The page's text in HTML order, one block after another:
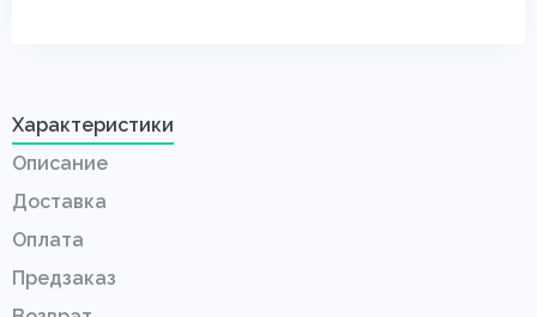
Характеристики
Описание
Доставка
Оплата
Предзаказ